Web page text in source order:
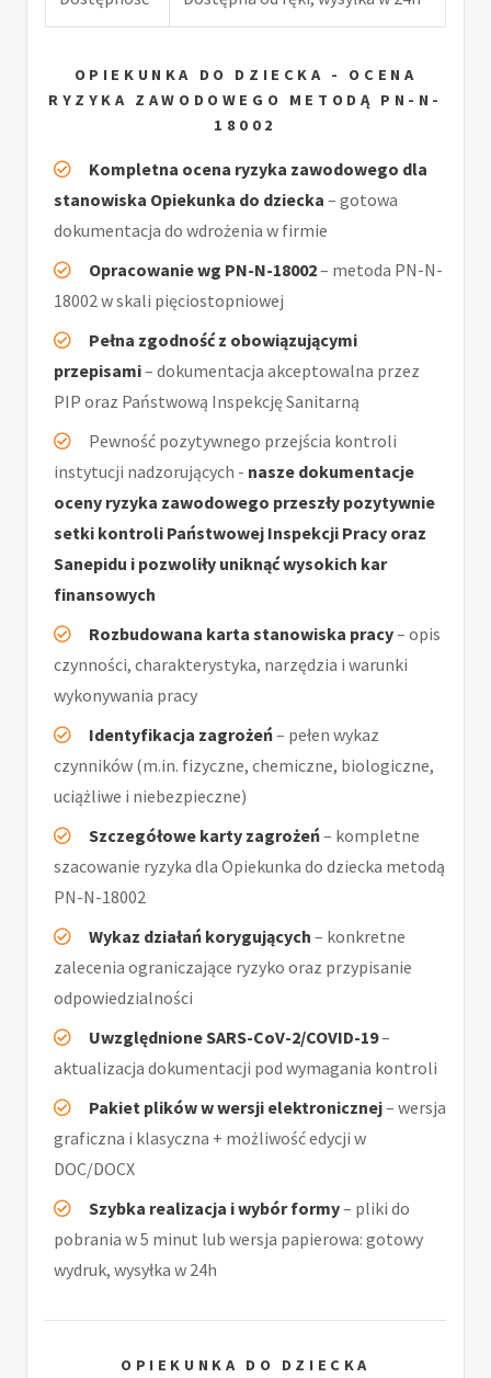
OPIEKUNKA DO DZIECKA - OCENA
RYZYKA ZAWODOWEGO METODĄ PN-N-
18002
Kompletna ocena ryzyka zawodowego dla
stanowiska Opiekunka do dziecka – gotowa
dokumentacja do wdrożenia w firmie
Opracowanie wg PN-N-18002– metoda PN-N-
18002 w skali pięciostopniowej
Pełna zgodność z obowiązującymi
przepisami– dokumentacja akceptowalna przez
PIP oraz Państwową Inspekcję Sanitarną
Pewność pozytywnego przejścia kontroli
instytucji nadzorujących - nasze dokumentacje
oceny ryzyka zawodowego przeszły pozytywnie
setki kontroli Państwowej Inspekcji Pracy oraz
Sanepidu i pozwoliły uniknąć wysokich kar
finansowych
Rozbudowana karta stanowiska pracy– opis
czynności, charakterystyka, narzędzia i warunki
wykonywania pracy
Identyfikacja zagrożeń– pełen wykaz
czynników (m.in. fizyczne, chemiczne, biologiczne,
uciążliwe i niebezpieczne)
Szczegółowe karty zagrożeń– kompletne
szacowanie ryzyka dla Opiekunka do dziecka metodą
PN-N-18002
Wykaz działań korygujących – konkretne
zalecenia ograniczające ryzyko oraz przypisanie
odpowiedzialności
Uwzględnione SARS-CoV-2/COVID-19–
aktualizacja dokumentacji pod wymagania kontroli
Pakiet plików w wersji elektronicznej– wersja
graficzna i klasyczna + możliwość edycji w
DOC/DOCX
Szybka realizacja i wybór formy– pliki do
pobrania w 5 minut lub wersja papierowa: gotowy
wydruk, wysyłka w 24h
OPIEKUNKA DO DZIECKA